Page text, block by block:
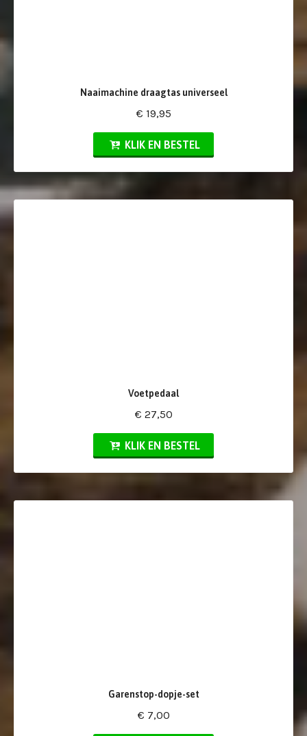
Naaimachine draagtas universeel
€ 19,95
KLIK EN BESTEL
Voetpedaal
€ 27,50
KLIK EN BESTEL
Garenstop-dopje-set
€ 7,00